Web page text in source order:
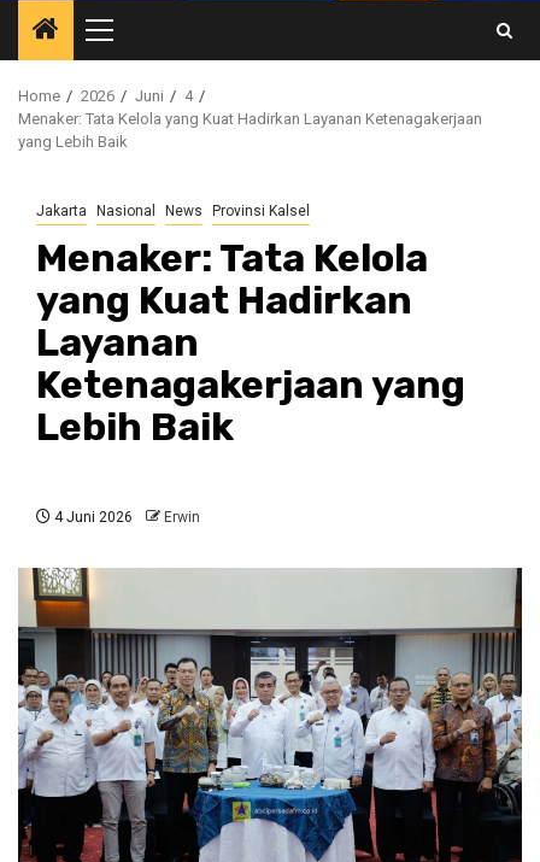
Primary
Menu
Home 2026 Juni
4
Menaker: Tata Kelola yang Kuat Hadirkan Layanan Ketenagakerjaan
yang Lebih Baik
Jakarta Nasional News Provinsi Kalsel
Menaker: Tata Kelola
yang Kuat Hadirkan
Layanan
Ketenagakerjaan yang
Lebih Baik
4 Juni 2026 Erwin